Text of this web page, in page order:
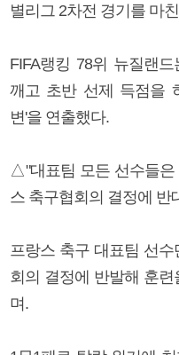
별리그 2차전 경기를 마
FIFA랭킹 78위 뉴질랜
깨고 초반 선제 득점을
변'을 연출했다.
△"대표팀 모든 선수들은
스 축구협회의 결정에 반
프랑스 축구 대표팀 선
회의 결정에 반발해 훈
며.